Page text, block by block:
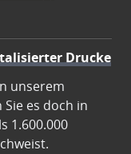
Drucke
unserem
es doch in
1.600.000